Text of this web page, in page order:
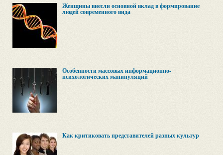
Женщины внесли основной вклад в формирование
людей современного вида
Особенности массовых информационно-
психологических манипуляций
Как критиковать представителей разных культур